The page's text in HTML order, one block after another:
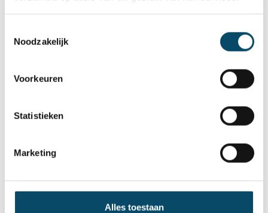
Noodzakelijk
Voorkeuren
Statistieken
Marketing
Alles toestaan
over een grote mate van flexibiliteit.
Je werkt vanuit een emancipatorische
grondhouding en kan een veilig klimaat creëren
aangepast aan de noden van de kinderen en
Het dienend leidinggeven vormt de basis om je
als mogelijk in ons team.